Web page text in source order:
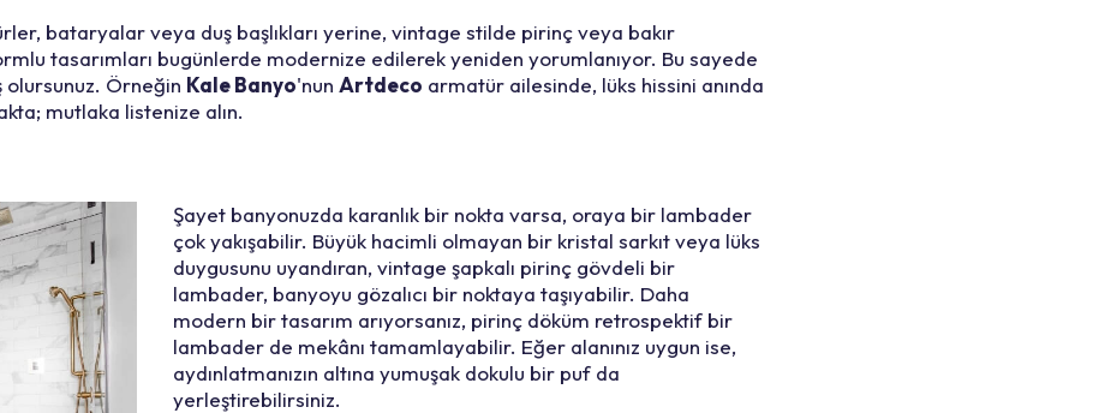
bataryalar veya duş başlıkları yerine, vintage stilde pirinç veya bakır
tasarımları bugünlerde modernize edilerek yeniden yorumlanıyor. Bu sayede
olursunuz. Örneğin Kale Banyo'nun Artdeco armatür ailesinde, lüks hissini anında
mutlaka listenize alın.
Şayet banyonuzda karanlık bir nokta varsa, oraya bir lambader
çok yakışabilir. Büyük hacimli olmayan bir kristal sarkıt veya lüks
duygusunu uyandıran, vintage şapkalı pirinç gövdeli bir
lambader, banyoyu gözalıcı bir noktaya taşıyabilir. Daha
modern bir tasarım arıyorsanız, pirinç döküm retrospektif bir
lambader de mekânı tamamlayabilir. Eğer alanınız uygun ise,
aydınlatmanızın altına yumuşak dokulu bir puf da
yerleştirebilirsiniz.